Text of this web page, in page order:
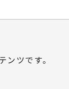
ツです。